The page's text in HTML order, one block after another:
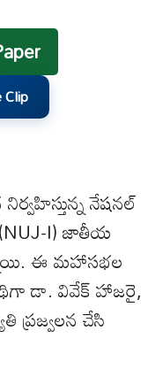
నేషనల్
I) జాతీయ
ఈ మహాసభల
డా. వివేక్ హాజరై,
ప్రజ్వలన చేసి